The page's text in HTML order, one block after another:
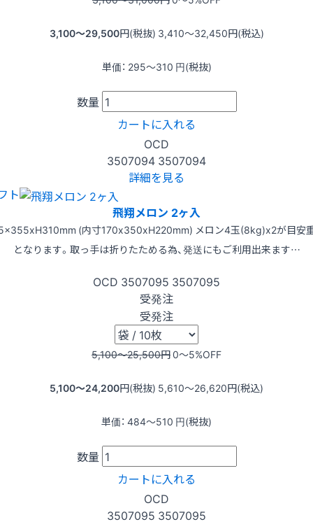
3,100〜29,500円(税抜) 3,410〜32,450円(税込)
単価： 295〜310 円(税抜)
数量
カートに入れる
OCD
3507094 3507094
詳細を見る
ト
飛翔メロン 2ヶ入
(内寸170x350xH220mm) メロン4玉(8kg)x2が目安
となります。取っ手は折りたためる為、発送にもご利用出来ます…
OCD 3507095 3507095
受発注
受発注
5,100〜25,500円0〜5%OFF
5,100〜24,200円(税抜) 5,610〜26,620円(税込)
単価： 484〜510 円(税抜)
数量
カートに入れる
OCD
3507095 3507095